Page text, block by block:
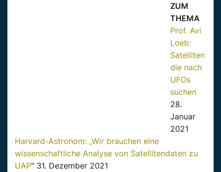
ZUM
THEMA
Prof. Avi
Loeb:
Satelliten
die nach
UFOs
suchen
28.
Januar
2021
Harvard-Astronom: „Wir brauchen eine
wissenschaftliche Analyse von Satellitendaten zu
UAP“ 31. Dezember 2021